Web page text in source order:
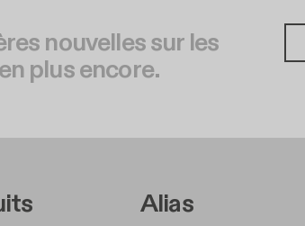
nouvelles sur les
plus encore.
ARight Middle A
Footer
Alias